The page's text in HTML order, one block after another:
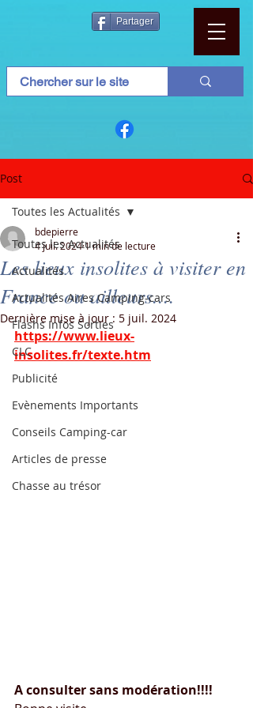
Partager
Post
Toutes les Actualités
Actualités
Actualités Aires Camping-cars
Flashs Infos Sorties
CLC
Publicité
Evènements Importants
Conseils Camping-car
Articles de presse
Chasse au trésor
Toutes les Actualités
Les lieux insolites à visiter en
France ou ailleurs....
bdepierre
4 juil. 2024 1 min de lecture
Dernière mise à jour : 5 juil. 2024
https://www.lieux-
insolites.fr/texte.htm
A consulter sans modération!!!!